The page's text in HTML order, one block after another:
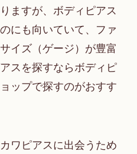
ますが、ボディピアス
にも向いていて、ファ
イズ（ゲージ）が豊富
スを探すならボディピ
ップで探すのがおすす
ワピアスに出会うため